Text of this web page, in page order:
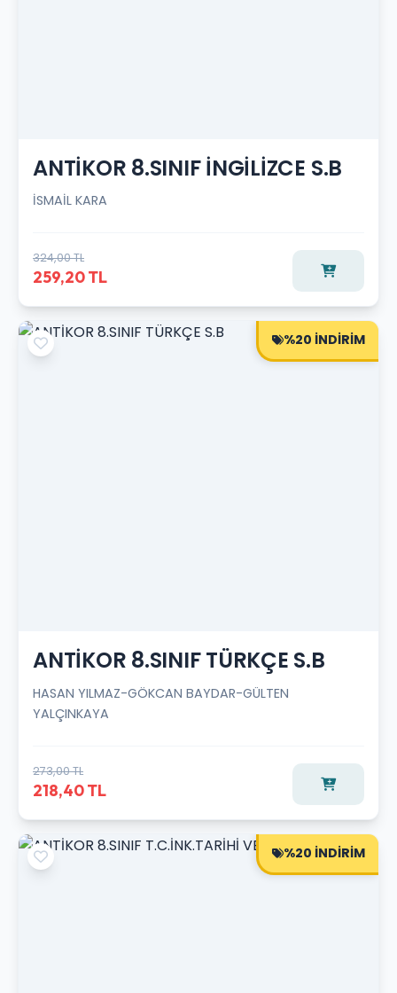
ANTİKOR 8.SINIF İNGİLİZCE S.B
İSMAİL KARA
324,00 TL
259,20 TL
%20 İNDİRİM
ANTİKOR 8.SINIF TÜRKÇE S.B
HASAN YILMAZ-GÖKCAN BAYDAR-GÜLTEN
YALÇINKAYA
273,00 TL
218,40 TL
%20 İNDİRİM